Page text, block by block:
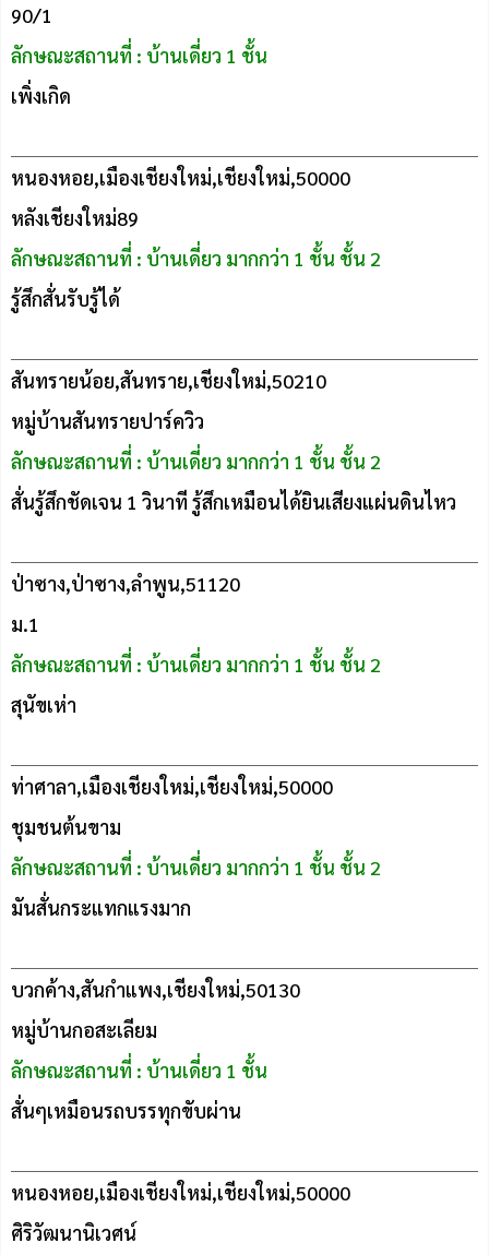
90/1
ลักษณะสถานที่ : บ้านเดี่ยว 1 ชั้น
เพิ่งเกิด
หนองหอย,เมืองเชียงใหม่,เชียงใหม่,50000
หลังเชียงใหม่89
ลักษณะสถานที่ : บ้านเดี่ยว มากกว่า 1 ชั้น ชั้น 2
รู้สึกสั่นรับรู้ได้
สันทรายน้อย,สันทราย,เชียงใหม่,50210
หมู่บ้านสันทรายปาร์ควิว
ลักษณะสถานที่ : บ้านเดี่ยว มากกว่า 1 ชั้น ชั้น 2
สั่นรู้สึกชัดเจน 1 วินาที รู้สึกเหมือนได้ยินเสียงแผ่นดินไหว
ป่าซาง,ป่าซาง,ลำพูน,51120
ม.1
ลักษณะสถานที่ : บ้านเดี่ยว มากกว่า 1 ชั้น ชั้น 2
สุนัขเห่า
ท่าศาลา,เมืองเชียงใหม่,เชียงใหม่,50000
ชุมชนต้นขาม
ลักษณะสถานที่ : บ้านเดี่ยว มากกว่า 1 ชั้น ชั้น 2
มันสั่นกระแทกแรงมาก
บวกค้าง,สันกำแพง,เชียงใหม่,50130
หมู่บ้านกอสะเลียม
ลักษณะสถานที่ : บ้านเดี่ยว 1 ชั้น
สั่นๆเหมือนรถบรรทุกขับผ่าน
หนองหอย,เมืองเชียงใหม่,เชียงใหม่,50000
ศิริวัฒนานิเวศน์